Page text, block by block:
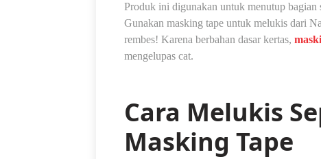
Produk ini digunakan untuk menutup bagian
Gunakan masking tape untuk melukis dari
rembes! Karena berbahan dasar kertas,
mengelupas cat.
Cara Melukis
Masking Tape